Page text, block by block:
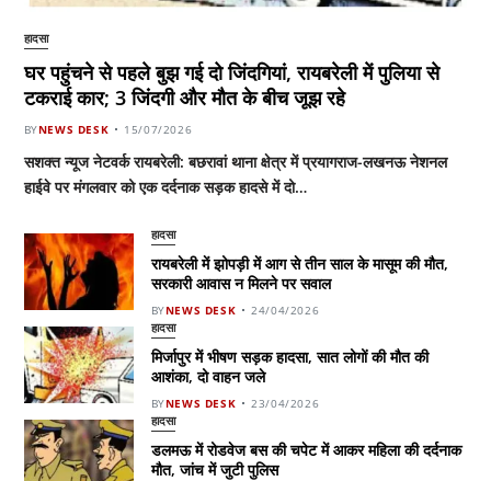
हादसा
घर पहुंचने से पहले बुझ गई दो जिंदगियां, रायबरेली में पुलिया से
टकराई कार; 3 जिंदगी और मौत के बीच जूझ रहे
BYNEWS DESK 15/07/2026
सशक्त न्यूज नेटवर्क रायबरेली: बछरावां थाना क्षेत्र में प्रयागराज-लखनऊ नेशनल
हाईवे पर मंगलवार को एक दर्दनाक सड़क हादसे में दो…
हादसा
रायबरेली में झोपड़ी में आग से तीन साल के मासूम की मौत,
सरकारी आवास न मिलने पर सवाल
BYNEWS DESK 24/04/2026
हादसा
मिर्जापुर में भीषण सड़क हादसा, सात लोगों की मौत की
आशंका, दो वाहन जले
BYNEWS DESK 23/04/2026
हादसा
डलमऊ में रोडवेज बस की चपेट में आकर महिला की दर्दनाक
मौत, जांच में जुटी पुलिस